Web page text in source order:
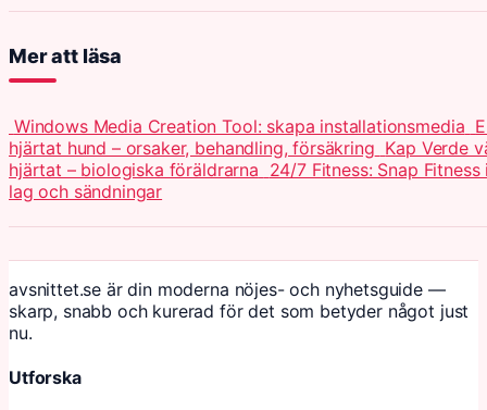
Mer att läsa
Windows Media Creation Tool: skapa installationsmedia
hjärtat hund – orsaker, behandling, försäkring Kap Verde
hjärtat – biologiska föräldrarna 24/7 Fitness: Snap
lag och sändningar
avsnittet.se är din moderna nöjes- och nyhetsguide —
skarp, snabb och kurerad för det som betyder något just
nu.
Utforska